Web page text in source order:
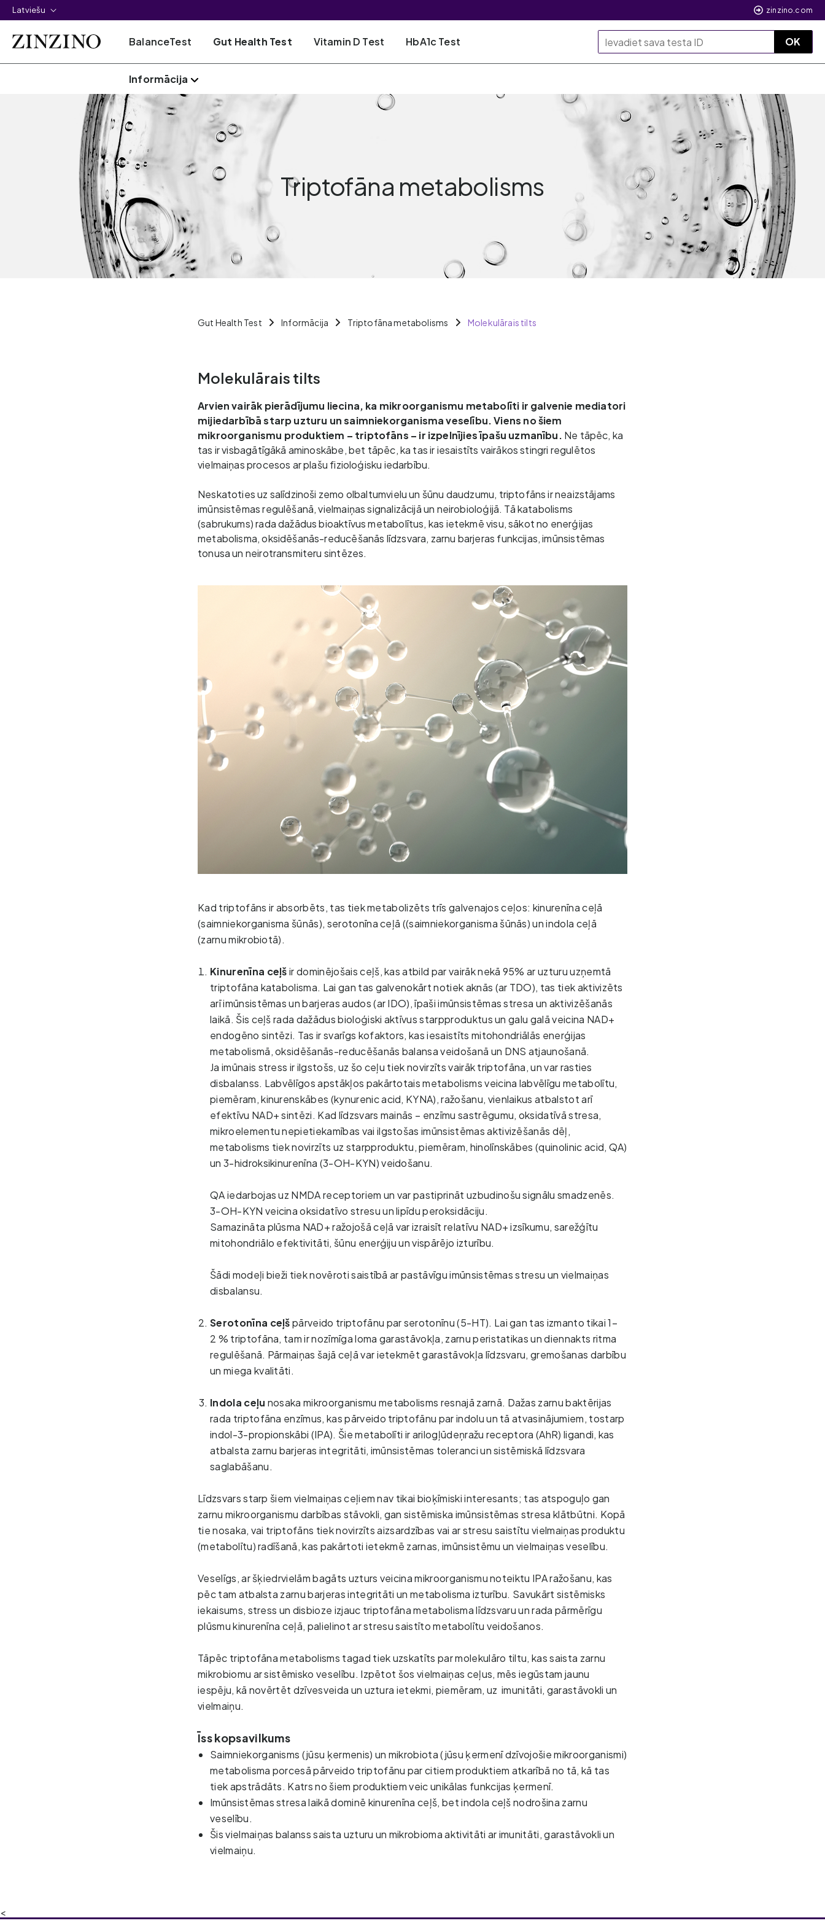
Latviešu zinzino.com
BalanceTest Gut Health Test Vitamin D Test HbA1c Test OK
Informācija
Triptofāna metabolisms
Gut Health Test Informācija Triptofāna metabolisms Molekulārais tilts
Molekulārais tilts
Arvien vairāk pierādījumu liecina, ka mikroorganismu metabolīti ir galvenie mediatori
mijiedarbībā starp uzturu un saimniekorganisma veselību. Viens no šiem
mikroorganismu produktiem – triptofāns – ir izpelnījies īpašu uzmanību. Ne tāpēc, ka
tas ir visbagātīgākā aminoskābe, bet tāpēc, ka tas ir iesaistīts vairākos stingri regulētos
vielmaiņas procesos ar plašu fizioloģisku iedarbību.
Neskatoties uz salīdzinoši zemo olbaltumvielu un šūnu daudzumu, triptofāns ir neaizstājams
imūnsistēmas regulēšanā, vielmaiņas signalizācijā un neirobioloģijā. Tā katabolisms
(sabrukums) rada dažādus bioaktīvus metabolītus, kas ietekmē visu, sākot no enerģijas
metabolisma, oksidēšanās-reducēšanās līdzsvara, zarnu barjeras funkcijas, imūnsistēmas
tonusa un neirotransmiteru sintēzes.
Kad triptofāns ir absorbēts, tas tiek metabolizēts trīs galvenajos ceļos: kinurenīna ceļā
(saimniekorganisma šūnās), serotonīna ceļā ((saimniekorganisma šūnās) un indola ceļā
(zarnu mikrobiotā).
Kinurenīna ceļšir dominējošais ceļš, kas atbild par vairāk nekā 95% ar uzturu uzņemtā
triptofāna katabolisma. Lai gan tas galvenokārt notiek aknās (ar TDO), tas tiek aktivizēts
arī imūnsistēmas un barjeras audos (ar IDO), īpaši imūnsistēmas stresa un aktivizēšanās
laikā. Šis ceļš rada dažādus bioloģiski aktīvus starpproduktus un galu galā veicina NAD+
endogēno sintēzi. Tas ir svarīgs kofaktors, kas iesaistīts mitohondriālās enerģijas
metabolismā, oksidēšanās-reducēšanās balansa veidošanā un DNS atjaunošanā.
Ja imūnais stress ir ilgstošs, uz šo ceļu tiek novirzīts vairāk triptofāna, un var rasties
disbalanss. Labvēlīgos apstākļos pakārtotais metabolisms veicina labvēlīgu metabolītu,
piemēram, kinurenskābes (kynurenic acid, KYNA), ražošanu, vienlaikus atbalstot arī
efektīvu NAD+ sintēzi. Kad līdzsvars mainās – enzīmu sastrēgumu, oksidatīvā stresa,
mikroelementu nepietiekamības vai ilgstošas imūnsistēmas aktivizēšanās dēļ,
metabolisms tiek novirzīts uz starpproduktu, piemēram, hinolīnskābes (quinolinic acid, QA)
un 3-hidroksikinurenīna (3-OH-KYN) veidošanu.
QA iedarbojas uz NMDA receptoriem un var pastiprināt uzbudinošu signālu smadzenēs.
3-OH-KYN veicina oksidatīvo stresu un lipīdu peroksidāciju.
Samazināta plūsma NAD+ ražojošā ceļā var izraisīt relatīvu NAD+ izsīkumu, sarežģītu
mitohondriālo efektivitāti, šūnu enerģiju un vispārējo izturību.
Šādi modeļi bieži tiek novēroti saistībā ar pastāvīgu imūnsistēmas stresu un vielmaiņas
disbalansu.
Serotonīna ceļšpārveido triptofānu par serotonīnu (5-HT). Lai gan tas izmanto tikai 1–
2 % triptofāna, tam ir nozīmīga loma garastāvokļa, zarnu peristatikas un diennakts ritma
regulēšanā. Pārmaiņas šajā ceļā var ietekmēt garastāvokļa līdzsvaru, gremošanas darbību
un miega kvalitāti.
Indola ceļu nosaka mikroorganismu metabolisms resnajā zarnā. Dažas zarnu baktērijas
rada triptofāna enzīmus, kas pārveido triptofānu par indolu un tā atvasinājumiem, tostarp
indol-3-propionskābi (IPA). Šie metabolīti ir arilogļūdeņražu receptora (AhR) ligandi, kas
atbalsta zarnu barjeras integritāti, imūnsistēmas toleranci un sistēmiskā līdzsvara
saglabāšanu.
Līdzsvars starp šiem vielmaiņas ceļiem nav tikai bioķīmiski interesants; tas atspoguļo gan
zarnu mikroorganismu darbības stāvokli, gan sistēmiska imūnsistēmas stresa klātbūtni. Kopā
tie nosaka, vai triptofāns tiek novirzīts aizsardzības vai ar stresu saistītu vielmaiņas produktu
(metabolītu) radīšanā, kas pakārtoti ietekmē zarnas, imūnsistēmu un vielmaiņas veselību.
Veselīgs, ar šķiedrvielām bagāts uzturs veicina mikroorganismu noteiktu IPA ražošanu, kas
pēc tam atbalsta zarnu barjeras integritāti un metabolisma izturību. Savukārt sistēmisks
iekaisums, stress un disbioze izjauc triptofāna metabolisma līdzsvaru un rada pārmērīgu
plūsmu kinurenīna ceļā, palielinot ar stresu saistīto metabolītu veidošanos.
Tāpēc triptofāna metabolisms tagad tiek uzskatīts par molekulāro tiltu, kas saista zarnu
mikrobiomu ar sistēmisko veselību. Izpētot šos vielmaiņas ceļus, mēs iegūstam jaunu
iespēju, kā novērtēt dzīvesveida un uztura ietekmi, piemēram, uz imunitāti, garastāvokli un
vielmaiņu.
Īss kopsavilkums
Saimniekorganisms (jūsu ķermenis) un mikrobiota (jūsu ķermenī dzīvojošie mikroorganismi)
metabolisma porcesā pārveido triptofānu par citiem produktiem atkarībā no tā, kā tas
tiek apstrādāts. Katrs no šiem produktiem veic unikālas funkcijas ķermenī.
Imūnsistēmas stresa laikā dominē kinurenīna ceļš, bet indola ceļš nodrošina zarnu
veselību.
Šis vielmaiņas balanss saista uzturu un mikrobioma aktivitāti ar imunitāti, garastāvokli un
vielmaiņu.
<